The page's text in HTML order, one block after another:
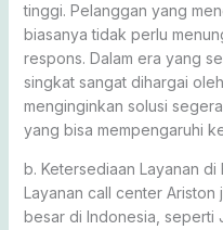
tinggi. Pelanggan yang
biasanya tidak perlu
respons. Dalam era yang
singkat sangat dihargai
menginginkan solusi
yang bisa mempengaruhi
b. Ketersediaan Layanan di
Layanan call center
besar di Indonesia, seperti